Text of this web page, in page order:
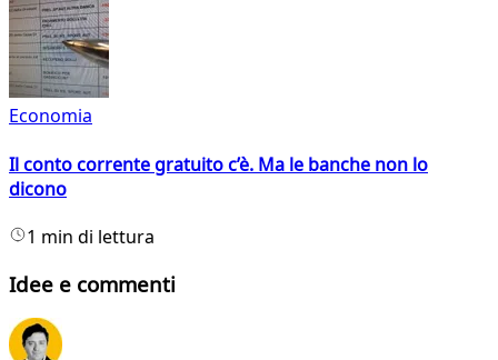
Economia
Il conto corrente gratuito c’è. Ma le banche non lo
dicono
1 min di lettura
Idee e commenti